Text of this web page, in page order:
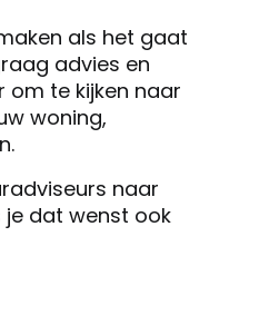
als het gaat
advies en
om te kijken naar
woning,
naar
je dat wenst ook